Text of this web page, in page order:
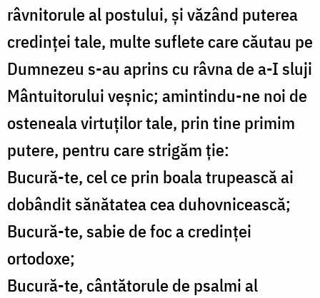
râvnitorule al postului, şi văzând puterea
credinţei tale, multe suflete care căutau pe
Dumnezeu s-au aprins cu râvna de a-I sluji
Mântuitorului veşnic; amintindu-ne noi de
osteneala virtuţilor tale, prin tine primim
putere, pentru care strigăm ţie:
Bucură-te, cel ce prin boala trupească ai
dobândit sănătatea cea duhovnicească;
Bucură-te, sabie de foc a credinţei
ortodoxe;
Bucură-te, cântătorule de psalmi al